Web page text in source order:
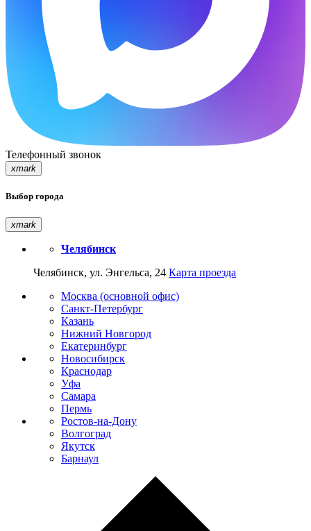
Телефонный звонок
xmark
Выбор города
xmark
Челябинск
Челябинск, ул. Энгельса, 24 Карта проезда
Москва (основной офис)
Санкт-Петербург
Казань
Нижний Новгород
Екатеринбург
Новосибирск
Краснодар
Уфа
Самара
Пермь
Ростов-на-Дону
Волгоград
Якутск
Барнаул